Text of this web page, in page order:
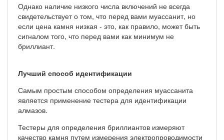
Однако наличие низкого числа включений не всегда
свидетельствует о том, что перед вами муассанит, но
если цена камня низкая - это, как правило, может быть
сигналом того, что перед вами как минимум не
бриллиант.
Лучший способ идентификации
Самым простым способом определения муассанита
является применение тестера для идентификации
алмазов.
Тестеры для определения бриллиантов измеряют
качество камня путем измерения электропроводимости